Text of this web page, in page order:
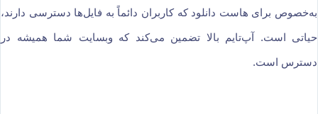
به‌خصوص برای هاست دانلود که کاربران دائماً به فایل‌ها دسترسی دارند،
حیاتی است. آپ‌تایم بالا تضمین می‌کند که وبسایت شما همیشه در
دسترس است.